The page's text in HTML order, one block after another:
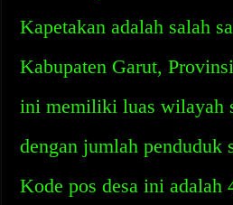
Kapetakan adalah salah
Kabupaten Garut,
ini memiliki luas wilayah
dengan jumlah penduduk
Kode pos desa ini adalah